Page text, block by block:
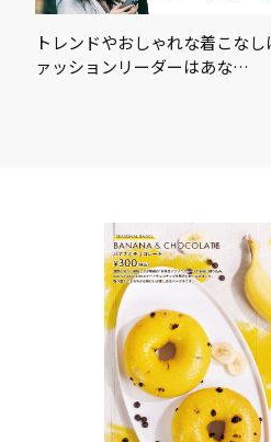
トレンドやおしゃれな着こな
ァッションリーダーはあな…